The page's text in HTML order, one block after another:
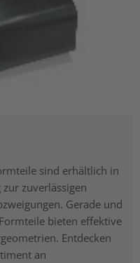
sind erhältlich in
zuverlässigen
Gerade und
bieten effektive
Entdecken
an